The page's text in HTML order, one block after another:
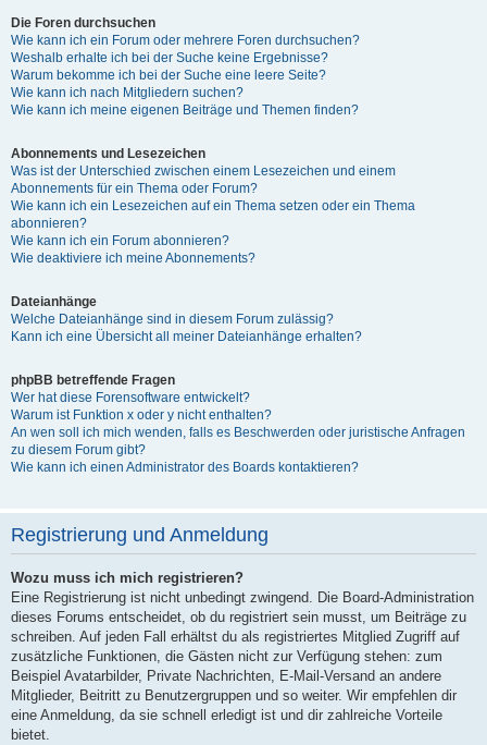
Die Foren durchsuchen
Wie kann ich ein Forum oder mehrere Foren durchsuchen?
Weshalb erhalte ich bei der Suche keine Ergebnisse?
Warum bekomme ich bei der Suche eine leere Seite?
Wie kann ich nach Mitgliedern suchen?
Wie kann ich meine eigenen Beiträge und Themen finden?
Abonnements und Lesezeichen
Was ist der Unterschied zwischen einem Lesezeichen und einem
Abonnements für ein Thema oder Forum?
Wie kann ich ein Lesezeichen auf ein Thema setzen oder ein Thema
abonnieren?
Wie kann ich ein Forum abonnieren?
Wie deaktiviere ich meine Abonnements?
Dateianhänge
Welche Dateianhänge sind in diesem Forum zulässig?
Kann ich eine Übersicht all meiner Dateianhänge erhalten?
phpBB betreffende Fragen
Wer hat diese Forensoftware entwickelt?
Warum ist Funktion x oder y nicht enthalten?
An wen soll ich mich wenden, falls es Beschwerden oder juristische Anfragen
zu diesem Forum gibt?
Wie kann ich einen Administrator des Boards kontaktieren?
Registrierung und Anmeldung
Wozu muss ich mich registrieren?
Eine Registrierung ist nicht unbedingt zwingend. Die Board-Administration
dieses Forums entscheidet, ob du registriert sein musst, um Beiträge zu
schreiben. Auf jeden Fall erhältst du als registriertes Mitglied Zugriff auf
zusätzliche Funktionen, die Gästen nicht zur Verfügung stehen: zum
Beispiel Avatarbilder, Private Nachrichten, E-Mail-Versand an andere
Mitglieder, Beitritt zu Benutzergruppen und so weiter. Wir empfehlen dir
eine Anmeldung, da sie schnell erledigt ist und dir zahlreiche Vorteile
bietet.